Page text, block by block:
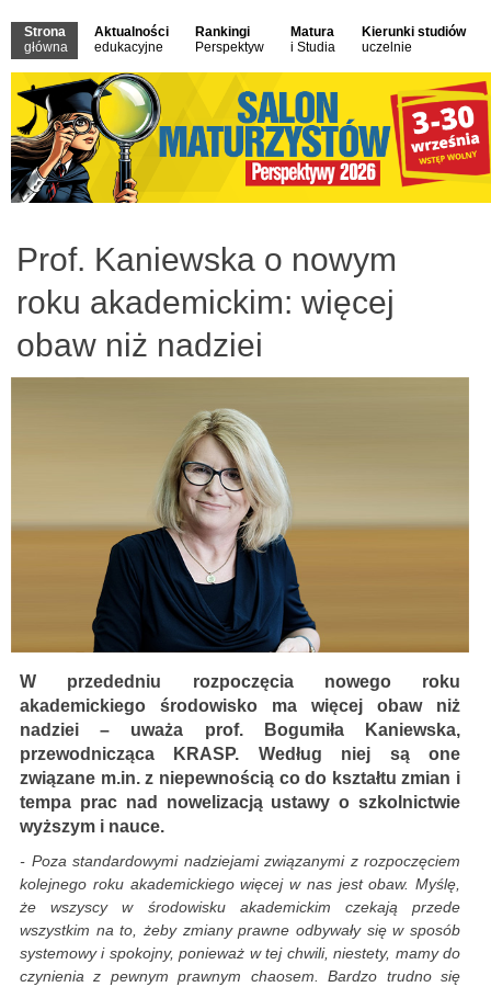
Strona
główna
Aktualności
edukacyjne
Rankingi
Perspektyw
Matura
i Studia
Kierunki studiów
uczelnie
Prof. Kaniewska o nowym
roku akademickim: więcej
obaw niż nadziei
W przededniu rozpoczęcia nowego roku
akademickiego środowisko ma więcej obaw niż
nadziei – uważa prof. Bogumiła Kaniewska,
przewodnicząca KRASP. Według niej są one
związane m.in. z niepewnością co do kształtu zmian i
tempa prac nad nowelizacją ustawy o szkolnictwie
wyższym i nauce.
- Poza standardowymi nadziejami związanymi z rozpoczęciem
kolejnego roku akademickiego więcej w nas jest obaw. Myślę,
że wszyscy w środowisku akademickim czekają przede
wszystkim na to, żeby zmiany prawne odbywały się w sposób
systemowy i spokojny, ponieważ w tej chwili, niestety, mamy do
czynienia z pewnym prawnym chaosem. Bardzo trudno się